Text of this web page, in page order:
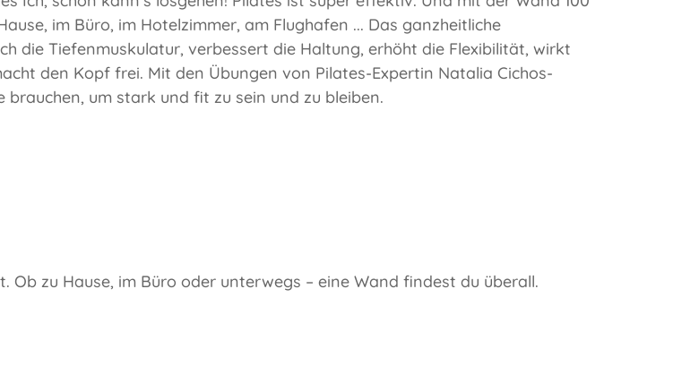
im Büro, im Hotelzimmer, am Flughafen ... Das ganzheitliche
die Tiefenmuskulatur, verbessert die Haltung, erhöht die Flexibilität, wirkt
den Kopf frei. Mit den Übungen von Pilates-Expertin Natalia Cichos-
um stark und fit zu sein und zu bleiben.
Ob zu Hause, im Büro oder unterwegs – eine Wand findest du überall.